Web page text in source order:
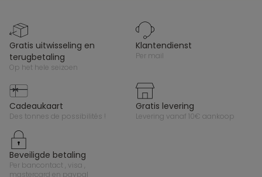
gratis uitwisseling en
terugbetaling
op het hele seizoen
klantendienst
per mail
cadeaukaart
des tonnes de possibilités !
gratis levering
levering vanaf 10€ aankoop
beveiligde betaling
per bancontact , visa ,
mastercard en paypal